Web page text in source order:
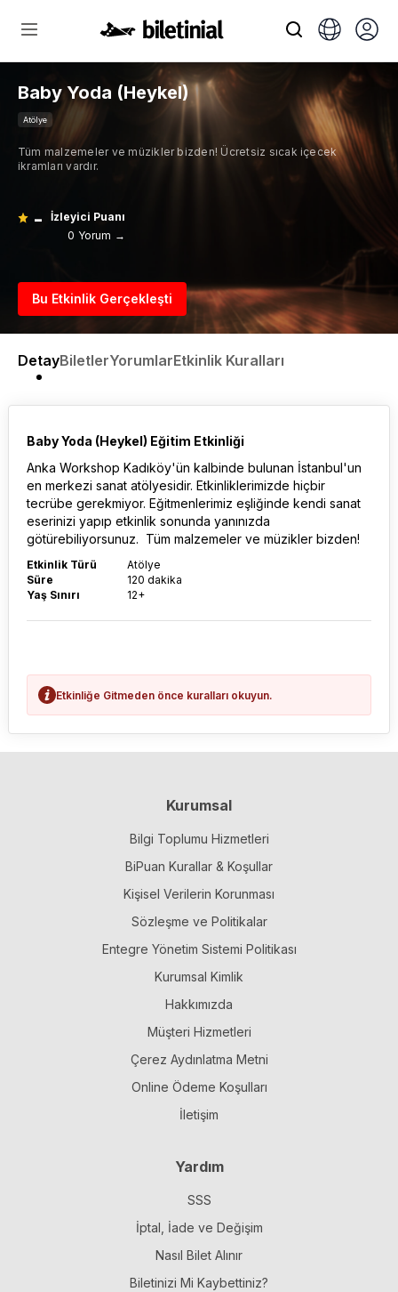
Baby Yoda (Heykel)
Atölye
Tüm malzemeler ve müzikler bizden! Ücretsiz sıcak içecek
ikramları vardır.
-
İzleyici Puanı
0 Yorum →
Bu Etkinlik Gerçekleşti
DetayBiletlerYorumlarEtkinlik Kuralları
Baby Yoda (Heykel) Eğitim Etkinliği
Anka Workshop Kadıköy'ün kalbinde bulunan İstanbul'un
en merkezi sanat atölyesidir. Etkinliklerimizde hiçbir
tecrübe gerekmiyor. Eğitmenlerimiz eşliğinde kendi sanat
eserinizi yapıp etkinlik sonunda yanınızda
götürebiliyorsunuz. Tüm malzemeler ve müzikler bizden!
Etkinlik Türü
Atölye
Süre
120 dakika
Yaş Sınırı
12+
Etkinliğe Gitmeden önce kuralları okuyun.
Kurumsal
Bilgi Toplumu Hizmetleri
BiPuan Kurallar & Koşullar
Kişisel Verilerin Korunması
Sözleşme ve Politikalar
Entegre Yönetim Sistemi Politikası
Kurumsal Kimlik
Hakkımızda
Müşteri Hizmetleri
Çerez Aydınlatma Metni
Online Ödeme Koşulları
İletişim
Yardım
SSS
İptal, İade ve Değişim
Nasıl Bilet Alınır
Biletinizi Mi Kaybettiniz?